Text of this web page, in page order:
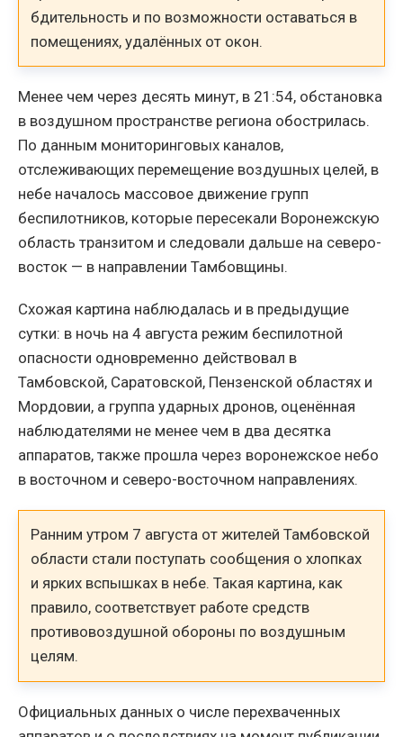
бдительность и по возможности оставаться в
помещениях, удалённых от окон.
Менее чем через десять минут, в 21:54, обстановка
в воздушном пространстве региона обострилась.
По данным мониторинговых каналов,
отслеживающих перемещение воздушных целей, в
небе началось массовое движение групп
беспилотников, которые пересекали Воронежскую
область транзитом и следовали дальше на северо-
восток — в направлении Тамбовщины.
Схожая картина наблюдалась и в предыдущие
сутки: в ночь на 4 августа режим беспилотной
опасности одновременно действовал в
Тамбовской, Саратовской, Пензенской областях и
Мордовии, а группа ударных дронов, оценённая
наблюдателями не менее чем в два десятка
аппаратов, также прошла через воронежское небо
в восточном и северо-восточном направлениях.
Ранним утром 7 августа от жителей Тамбовской
области стали поступать сообщения о хлопках
и ярких вспышках в небе. Такая картина, как
правило, соответствует работе средств
противовоздушной обороны по воздушным
целям.
Официальных данных о числе перехваченных